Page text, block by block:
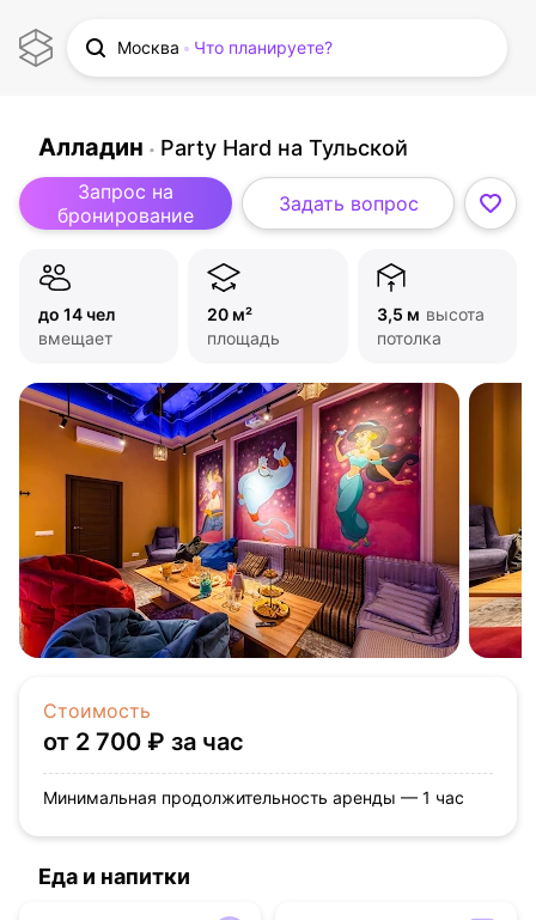
Москва Что планируете?
Алладин Party Hard на Тульской
Запрос на
бронирование
Задать вопрос
до 14 чел
вмещает
20 м²
площадь
3,5 м высота
потолка
Стоимость
от 2 700 ₽ за час
Минимальная продолжительность аренды — 1 час
Еда и напитки